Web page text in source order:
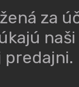
za
predajni.